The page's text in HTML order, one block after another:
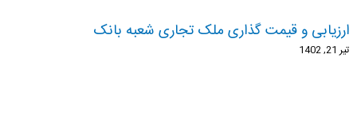
ارزیابی و قیمت گذاری ملک تجاری شعبه بانک
تیر 21, 1402